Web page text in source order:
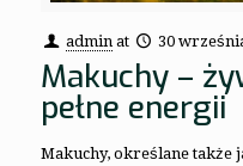
admin at 30
Makuchy –
pełne energii
Makuchy, określane także